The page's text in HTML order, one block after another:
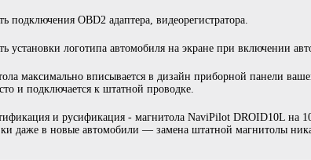
подключения OBD2 адаптера, видеорегистратора.
установки логотипа автомобиля на экране при включении
максимально вписывается в дизайн приборной панели
и подключается к штатной проводке.
и русификация - магнитола NaviPilot DROID10L на
даже в новые автомобили — замена штатной магнитолы